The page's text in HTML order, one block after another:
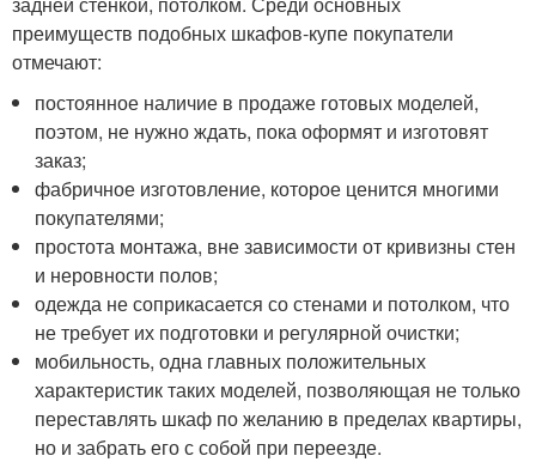
преимуществ подобных шкафов-купе покупатели
отмечают:
постоянное наличие в продаже готовых моделей,
поэтом, не нужно ждать, пока оформят и изготовят
заказ;
фабричное изготовление, которое ценится многими
покупателями;
простота монтажа, вне зависимости от кривизны стен
и неровности полов;
одежда не соприкасается со стенами и потолком, что
не требует их подготовки и регулярной очистки;
мобильность, одна главных положительных
характеристик таких моделей, позволяющая не только
переставлять шкаф по желанию в пределах квартиры,
но и забрать его с собой при переезде.